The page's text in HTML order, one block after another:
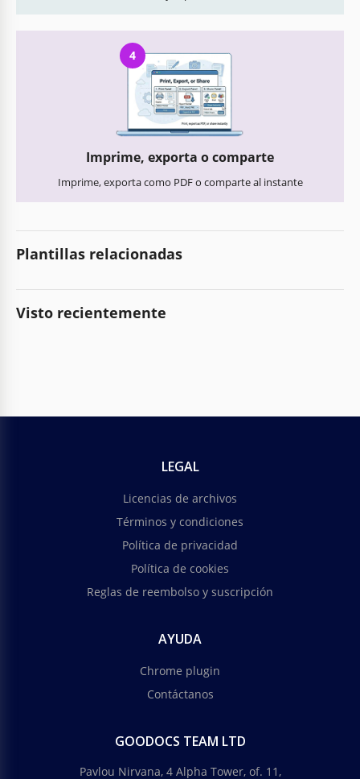
4
Imprime, exporta o comparte
Imprime, exporta como PDF o comparte al instante
Plantillas relacionadas
Visto recientemente
LEGAL
Licencias de archivos
Términos y condiciones
Política de privacidad
Política de cookies
Reglas de reembolso y suscripción
AYUDA
Chrome plugin
Contáctanos
GOODOCS TEAM LTD
Pavlou Nirvana, 4 Alpha Tower, of. 11,